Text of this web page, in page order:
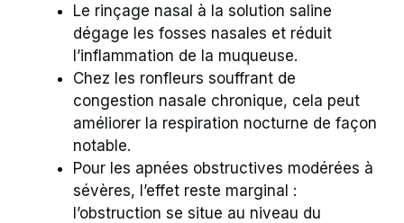
Le rinçage nasal à la solution saline
dégage les fosses nasales et réduit
l’inflammation de la muqueuse.
Chez les ronfleurs souffrant de
congestion nasale chronique, cela peut
améliorer la respiration nocturne de façon
notable.
Pour les apnées obstructives modérées à
sévères, l’effet reste marginal :
l’obstruction se situe au niveau du